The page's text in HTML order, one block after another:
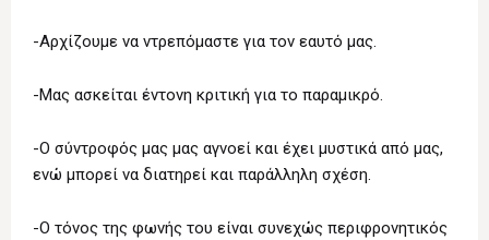
-Αρχίζουμε να ντρεπόμαστε για τον εαυτό μας.
-Μας ασκείται έντονη κριτική για το παραμικρό.
-Ο σύντροφός μας μας αγνοεί και έχει μυστικά από μας,
ενώ μπορεί να διατηρεί και παράλληλη σχέση.
-Ο τόνος της φωνής του είναι συνεχώς περιφρονητικός